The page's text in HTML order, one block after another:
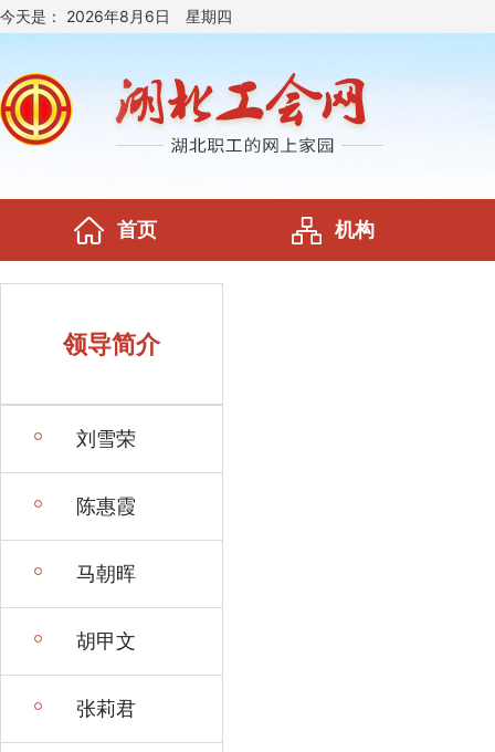
今天是： 2026年8月6日 星期四
首页 机构
领导简介
刘雪荣
陈惠霞
马朝晖
胡甲文
张莉君